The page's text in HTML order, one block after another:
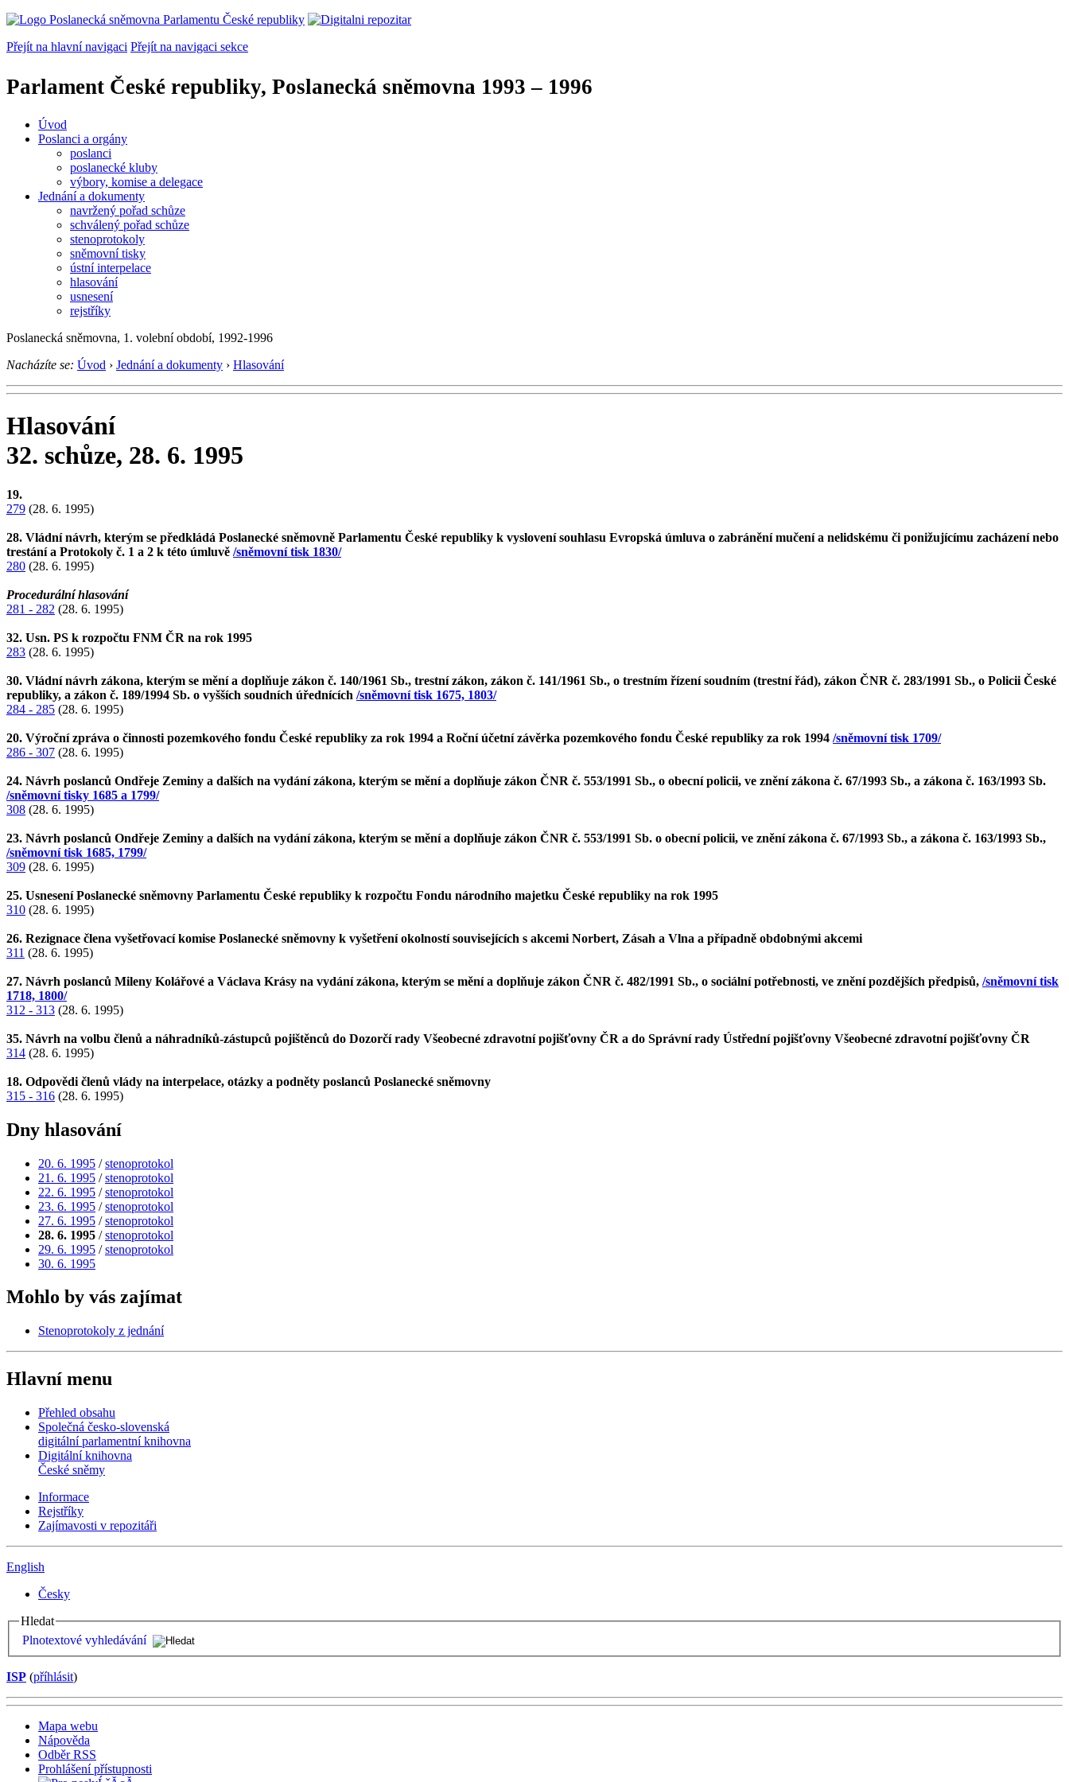
Přejít na hlavní navigaci Přejít na navigaci sekce
Parlament České republiky, Poslanecká sněmovna 1993 – 1996
Úvod
Poslanci a orgány
poslanci
poslanecké kluby
výbory, komise a delegace
Jednání a dokumenty
navržený pořad schůze
schválený pořad schůze
stenoprotokoly
sněmovní tisky
ústní interpelace
hlasování
usnesení
rejstříky
Poslanecká sněmovna, 1. volební období, 1992-1996
Nacházíte se: Úvod › Jednání a dokumenty › Hlasování
Hlasování
32. schůze, 28. 6. 1995
19.
279 (28. 6. 1995)
28. Vládní návrh, kterým se předkládá Poslanecké sněmovně Parlamentu České republiky k vyslovení souhlasu Evropská úmluva o zabránění mučení a nelidskému či ponižujícímu zacházení nebo
trestání a Protokoly č. 1 a 2 k této úmluvě /sněmovní tisk 1830/
280 (28. 6. 1995)
Procedurální hlasování
281 - 282 (28. 6. 1995)
32. Usn. PS k rozpočtu FNM ČR na rok 1995
283 (28. 6. 1995)
30. Vládní návrh zákona, kterým se mění a doplňuje zákon č. 140/1961 Sb., trestní zákon, zákon č. 141/1961 Sb., o trestním řízení soudním (trestní řád), zákon ČNR č. 283/1991 Sb., o Policii České
republiky, a zákon č. 189/1994 Sb. o vyšších soudních úřednících /sněmovní tisk 1675, 1803/
284 - 285 (28. 6. 1995)
20. Výroční zpráva o činnosti pozemkového fondu České republiky za rok 1994 a Roční účetní závěrka pozemkového fondu České republiky za rok 1994 /sněmovní tisk 1709/
286 - 307 (28. 6. 1995)
24. Návrh poslanců Ondřeje Zeminy a dalších na vydání zákona, kterým se mění a doplňuje zákon ČNR č. 553/1991 Sb., o obecní policii, ve znění zákona č. 67/1993 Sb., a zákona č. 163/1993 Sb.
/sněmovní tisky 1685 a 1799/
308 (28. 6. 1995)
23. Návrh poslanců Ondřeje Zeminy a dalších na vydání zákona, kterým se mění a doplňuje zákon ČNR č. 553/1991 Sb. o obecní policii, ve znění zákona č. 67/1993 Sb., a zákona č. 163/1993 Sb.,
/sněmovní tisk 1685, 1799/
309 (28. 6. 1995)
25. Usnesení Poslanecké sněmovny Parlamentu České republiky k rozpočtu Fondu národního majetku České republiky na rok 1995
310 (28. 6. 1995)
26. Rezignace člena vyšetřovací komise Poslanecké sněmovny k vyšetření okolností souvisejících s akcemi Norbert, Zásah a Vlna a případně obdobnými akcemi
311 (28. 6. 1995)
27. Návrh poslanců Mileny Kolářové a Václava Krásy na vydání zákona, kterým se mění a doplňuje zákon ČNR č. 482/1991 Sb., o sociální potřebnosti, ve znění pozdějších předpisů, /sněmovní tisk
1718, 1800/
312 - 313 (28. 6. 1995)
35. Návrh na volbu členů a náhradníků-zástupců pojištěnců do Dozorčí rady Všeobecné zdravotní pojišťovny ČR a do Správní rady Ústřední pojišťovny Všeobecné zdravotní pojišťovny ČR
314 (28. 6. 1995)
18. Odpovědi členů vlády na interpelace, otázky a podněty poslanců Poslanecké sněmovny
315 - 316 (28. 6. 1995)
Dny hlasování
20. 6. 1995 /stenoprotokol
21. 6. 1995 /stenoprotokol
22. 6. 1995 /stenoprotokol
23. 6. 1995 /stenoprotokol
27. 6. 1995 /stenoprotokol
28. 6. 1995 /stenoprotokol
29. 6. 1995 /stenoprotokol
30. 6. 1995
Mohlo by vás zajímat
Stenoprotokoly z jednání
Hlavní menu
Přehled obsahu
Společná česko-slovenská
digitální parlamentní knihovna
Digitální knihovna
České sněmy
Informace
Rejstříky
Zajímavosti v repozitáři
English
Česky
Hledat
Plnotextové vyhledávání
ISP (příhlásit)
Mapa webu
Nápověda
Odběr RSS
Prohlášení přístupnosti